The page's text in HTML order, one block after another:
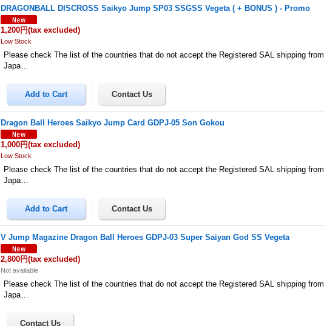
DRAGONBALL DISCROSS Saikyo Jump SP03 SSGSS Vegeta ( + BONUS ) - Promo
1,200円(tax excluded)
Low Stock
Please check The list of the countries that do not accept the Registered SAL shipping from
Japa…
Dragon Ball Heroes Saikyo Jump Card GDPJ-05 Son Gokou
1,000円(tax excluded)
Low Stock
Please check The list of the countries that do not accept the Registered SAL shipping from
Japa…
V Jump Magazine Dragon Ball Heroes GDPJ-03 Super Saiyan God SS Vegeta
2,800円(tax excluded)
Not available
Please check The list of the countries that do not accept the Registered SAL shipping from
Japa…